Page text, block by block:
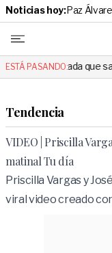
Noticias hoy:Paz
ESTÁ PASANDO:
que salió en todos los
Tendencia
VIDEO | Priscilla
matinal Tu día
Priscilla Vargas y
viral video creado